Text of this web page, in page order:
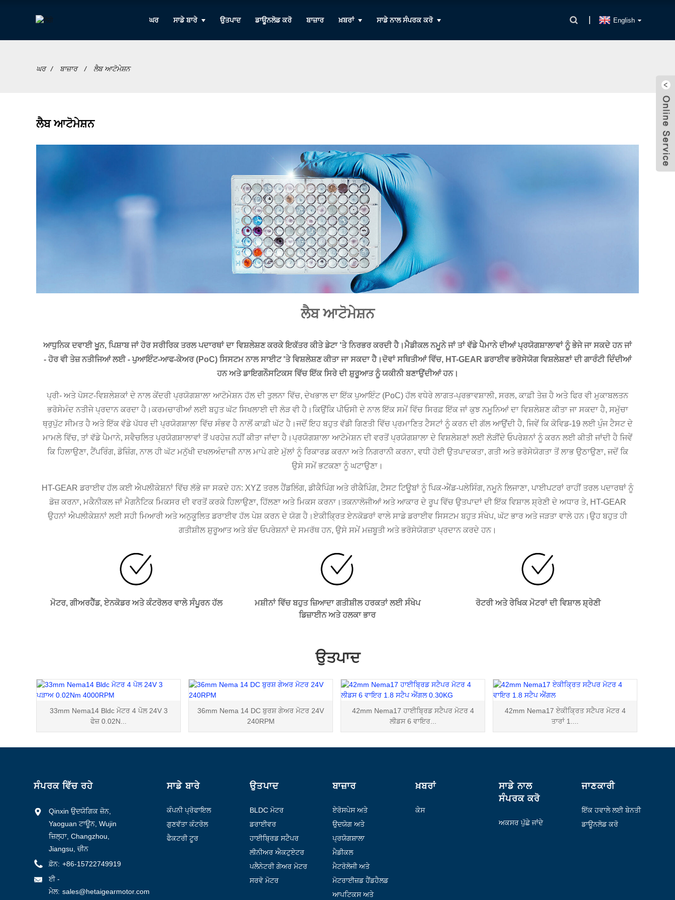
ਘਰ ਸਾਡੇ ਬਾਰੇ ਉਤਪਾਦ ਡਾਊਨਲੋਡ ਕਰੋ ਬਾਜ਼ਾਰ ਖ਼ਬਰਾਂ ਸਾਡੇ ਨਾਲ ਸੰਪਰਕ ਕਰੋ English
ਘਰ ਬਾਜ਼ਾਰ ਲੈਬ ਆਟੋਮੇਸ਼ਨ
ਲੈਬ ਆਟੋਮੇਸ਼ਨ
ਲੈਬ ਆਟੋਮੇਸ਼ਨ
ਆਧੁਨਿਕ ਦਵਾਈ ਖੂਨ, ਪਿਸ਼ਾਬ ਜਾਂ ਹੋਰ ਸਰੀਰਿਕ ਤਰਲ ਪਦਾਰਥਾਂ ਦਾ ਵਿਸ਼ਲੇਸ਼ਣ ਕਰਕੇ ਇਕੱਤਰ ਕੀਤੇ ਡੇਟਾ 'ਤੇ ਨਿਰਭਰ ਕਰਦੀ ਹੈ।ਮੈਡੀਕਲ ਨਮੂਨੇ ਜਾਂ ਤਾਂ ਵੱਡੇ ਪੈਮਾਨੇ ਦੀਆਂ ਪ੍ਰਯੋਗਸ਼ਾਲਾਵਾਂ ਨੂੰ ਭੇਜੇ ਜਾ ਸਕਦੇ ਹਨ ਜਾਂ
- ਹੋਰ ਵੀ ਤੇਜ਼ ਨਤੀਜਿਆਂ ਲਈ - ਪੁਆਇੰਟ-ਆਫ-ਕੇਅਰ (PoC) ਸਿਸਟਮ ਨਾਲ ਸਾਈਟ 'ਤੇ ਵਿਸ਼ਲੇਸ਼ਣ ਕੀਤਾ ਜਾ ਸਕਦਾ ਹੈ।ਦੋਵਾਂ ਸਥਿਤੀਆਂ ਵਿੱਚ, HT-GEAR ਡਰਾਈਵ ਭਰੋਸੇਯੋਗ ਵਿਸ਼ਲੇਸ਼ਣਾਂ ਦੀ ਗਾਰੰਟੀ ਦਿੰਦੀਆਂ
ਹਨ ਅਤੇ ਡਾਇਗਨੌਸਟਿਕਸ ਵਿੱਚ ਇੱਕ ਸਿਰੇ ਦੀ ਸ਼ੁਰੂਆਤ ਨੂੰ ਯਕੀਨੀ ਬਣਾਉਂਦੀਆਂ ਹਨ।
ਪ੍ਰੀ- ਅਤੇ ਪੋਸਟ-ਵਿਸ਼ਲੇਸ਼ਕਾਂ ਦੇ ਨਾਲ ਕੇਂਦਰੀ ਪ੍ਰਯੋਗਸ਼ਾਲਾ ਆਟੋਮੇਸ਼ਨ ਹੱਲ ਦੀ ਤੁਲਨਾ ਵਿੱਚ, ਦੇਖਭਾਲ ਦਾ ਇੱਕ ਪੁਆਇੰਟ (PoC) ਹੱਲ ਵਧੇਰੇ ਲਾਗਤ-ਪ੍ਰਭਾਵਸ਼ਾਲੀ, ਸਰਲ, ਕਾਫ਼ੀ ਤੇਜ਼ ਹੈ ਅਤੇ ਫਿਰ ਵੀ ਮੁਕਾਬਲਤਨ
ਭਰੋਸੇਮੰਦ ਨਤੀਜੇ ਪ੍ਰਦਾਨ ਕਰਦਾ ਹੈ।ਕਰਮਚਾਰੀਆਂ ਲਈ ਬਹੁਤ ਘੱਟ ਸਿਖਲਾਈ ਦੀ ਲੋੜ ਵੀ ਹੈ।ਕਿਉਂਕਿ ਪੀਓਸੀ ਦੇ ਨਾਲ ਇੱਕ ਸਮੇਂ ਵਿੱਚ ਸਿਰਫ਼ ਇੱਕ ਜਾਂ ਕੁਝ ਨਮੂਨਿਆਂ ਦਾ ਵਿਸ਼ਲੇਸ਼ਣ ਕੀਤਾ ਜਾ ਸਕਦਾ ਹੈ, ਸਮੁੱਚਾ
ਥ੍ਰੁਪੁੱਟ ਸੀਮਤ ਹੈ ਅਤੇ ਇੱਕ ਵੱਡੇ ਪੱਧਰ ਦੀ ਪ੍ਰਯੋਗਸ਼ਾਲਾ ਵਿੱਚ ਸੰਭਵ ਹੈ ਨਾਲੋਂ ਕਾਫ਼ੀ ਘੱਟ ਹੈ।ਜਦੋਂ ਇਹ ਬਹੁਤ ਵੱਡੀ ਗਿਣਤੀ ਵਿੱਚ ਪ੍ਰਮਾਣਿਤ ਟੈਸਟਾਂ ਨੂੰ ਕਰਨ ਦੀ ਗੱਲ ਆਉਂਦੀ ਹੈ, ਜਿਵੇਂ ਕਿ ਕੋਵਿਡ-19 ਲਈ ਪੁੰਜ ਟੈਸਟ ਦੇ
ਮਾਮਲੇ ਵਿੱਚ, ਤਾਂ ਵੱਡੇ ਪੈਮਾਨੇ, ਸਵੈਚਲਿਤ ਪ੍ਰਯੋਗਸ਼ਾਲਾਵਾਂ ਤੋਂ ਪਰਹੇਜ਼ ਨਹੀਂ ਕੀਤਾ ਜਾਂਦਾ ਹੈ।ਪ੍ਰਯੋਗਸ਼ਾਲਾ ਆਟੋਮੇਸ਼ਨ ਦੀ ਵਰਤੋਂ ਪ੍ਰਯੋਗਸ਼ਾਲਾ ਦੇ ਵਿਸ਼ਲੇਸ਼ਣਾਂ ਲਈ ਲੋੜੀਂਦੇ ਓਪਰੇਸ਼ਨਾਂ ਨੂੰ ਕਰਨ ਲਈ ਕੀਤੀ ਜਾਂਦੀ ਹੈ ਜਿਵੇਂ
ਕਿ ਹਿਲਾਉਣਾ, ਟੈਂਪਰਿੰਗ, ਡੋਜ਼ਿੰਗ, ਨਾਲ ਹੀ ਘੱਟ ਮਨੁੱਖੀ ਦਖਲਅੰਦਾਜ਼ੀ ਨਾਲ ਮਾਪੇ ਗਏ ਮੁੱਲਾਂ ਨੂੰ ਰਿਕਾਰਡ ਕਰਨਾ ਅਤੇ ਨਿਗਰਾਨੀ ਕਰਨਾ, ਵਧੀ ਹੋਈ ਉਤਪਾਦਕਤਾ, ਗਤੀ ਅਤੇ ਭਰੋਸੇਯੋਗਤਾ ਤੋਂ ਲਾਭ ਉਠਾਉਣਾ, ਜਦੋਂ ਕਿ
ਉਸੇ ਸਮੇਂ ਭਟਕਣਾ ਨੂੰ ਘਟਾਉਣਾ।
HT-GEAR ਡਰਾਈਵ ਹੱਲ ਕਈ ਐਪਲੀਕੇਸ਼ਨਾਂ ਵਿੱਚ ਲੱਭੇ ਜਾ ਸਕਦੇ ਹਨ: XYZ ਤਰਲ ਹੈਂਡਲਿੰਗ, ਡੀਕੈਪਿੰਗ ਅਤੇ ਰੀਕੈਪਿੰਗ, ਟੈਸਟ ਟਿਊਬਾਂ ਨੂੰ ਪਿਕ-ਐਂਡ-ਪਲੇਸਿੰਗ, ਨਮੂਨੇ ਲਿਜਾਣਾ, ਪਾਈਪਟਰਾਂ ਰਾਹੀਂ ਤਰਲ ਪਦਾਰਥਾਂ ਨੂੰ
ਡੋਜ਼ ਕਰਨਾ, ਮਕੈਨੀਕਲ ਜਾਂ ਮੈਗਨੈਟਿਕ ਮਿਕਸਰ ਦੀ ਵਰਤੋਂ ਕਰਕੇ ਹਿਲਾਉਣਾ, ਹਿੱਲਣਾ ਅਤੇ ਮਿਕਸ ਕਰਨਾ।ਤਕਨਾਲੋਜੀਆਂ ਅਤੇ ਆਕਾਰ ਦੇ ਰੂਪ ਵਿੱਚ ਉਤਪਾਦਾਂ ਦੀ ਇੱਕ ਵਿਸ਼ਾਲ ਸ਼੍ਰੇਣੀ ਦੇ ਅਧਾਰ ਤੇ, HT-GEAR
ਉਹਨਾਂ ਐਪਲੀਕੇਸ਼ਨਾਂ ਲਈ ਸਹੀ ਮਿਆਰੀ ਅਤੇ ਅਨੁਕੂਲਿਤ ਡਰਾਈਵ ਹੱਲ ਪੇਸ਼ ਕਰਨ ਦੇ ਯੋਗ ਹੈ।ਏਕੀਕ੍ਰਿਤ ਏਨਕੋਡਰਾਂ ਵਾਲੇ ਸਾਡੇ ਡਰਾਈਵ ਸਿਸਟਮ ਬਹੁਤ ਸੰਖੇਪ, ਘੱਟ ਭਾਰ ਅਤੇ ਜੜਤਾ ਵਾਲੇ ਹਨ।ਉਹ ਬਹੁਤ ਹੀ
ਗਤੀਸ਼ੀਲ ਸ਼ੁਰੂਆਤ ਅਤੇ ਬੰਦ ਓਪਰੇਸ਼ਨਾਂ ਦੇ ਸਮਰੱਥ ਹਨ, ਉਸੇ ਸਮੇਂ ਮਜ਼ਬੂਤੀ ਅਤੇ ਭਰੋਸੇਯੋਗਤਾ ਪ੍ਰਦਾਨ ਕਰਦੇ ਹਨ।
ਮੋਟਰ, ਗੀਅਰਹੈੱਡ, ਏਨਕੋਡਰ ਅਤੇ ਕੰਟਰੋਲਰ ਵਾਲੇ ਸੰਪੂਰਨ ਹੱਲ
ਮਸ਼ੀਨਾਂ ਵਿੱਚ ਬਹੁਤ ਜ਼ਿਆਦਾ ਗਤੀਸ਼ੀਲ ਹਰਕਤਾਂ ਲਈ ਸੰਖੇਪ
ਡਿਜ਼ਾਈਨ ਅਤੇ ਹਲਕਾ ਭਾਰ
ਰੋਟਰੀ ਅਤੇ ਰੇਖਿਕ ਮੋਟਰਾਂ ਦੀ ਵਿਸ਼ਾਲ ਸ਼੍ਰੇਣੀ
ਉਤਪਾਦ
33mm Nema14 Bldc ਮੋਟਰ 4 ਪੋਲ 24V 3
ਫੇਜ਼ 0.02N...
36mm Nema 14 DC ਬੁਰਸ਼ ਗੇਅਰ ਮੋਟਰ 24V
240RPM
42mm Nema17 ਹਾਈਬ੍ਰਿਡ ਸਟੈਪਰ ਮੋਟਰ 4
ਲੀਡਸ 6 ਵਾਇਰ...
42mm Nema17 ਏਕੀਕ੍ਰਿਤ ਸਟੈਪਰ ਮੋਟਰ 4
ਤਾਰਾਂ 1....
ਸੰਪਰਕ ਵਿੱਚ ਰਹੇ
Qinxin ਉਦਯੋਗਿਕ ਜ਼ੋਨ,
Yaoguan ਟਾਊਨ, Wujin
ਜ਼ਿਲ੍ਹਾ, Changzhou,
Jiangsu, ਚੀਨ
ਫ਼ੋਨ: +86-15722749919
ਈ -
ਮੇਲ: sales@hetaigearmotor.com
ਸਾਡੇ ਬਾਰੇ
ਕੰਪਨੀ ਪ੍ਰੋਫਾਇਲ
ਗੁਣਵੱਤਾ ਕੰਟਰੋਲ
ਫੈਕਟਰੀ ਟੂਰ
ਉਤਪਾਦ
BLDC ਮੋਟਰ
ਡਰਾਈਵਰ
ਹਾਈਬ੍ਰਿਡ ਸਟੈਪਰ
ਮੋਟਰ
ਲੀਨੀਅਰ ਐਕਟੁਏਟਰ
ਪਲੈਨੇਟਰੀ ਗੇਅਰ ਮੋਟਰ
ਸਰਵੋ ਮੋਟਰ
ਬਾਜ਼ਾਰ
ਏਰੋਸਪੇਸ ਅਤੇ
ਹਵਾਬਾਜ਼ੀ
ਉਦਯੋਗ ਅਤੇ
ਆਟੋਮੇਸ਼ਨ
ਪ੍ਰਯੋਗਸ਼ਾਲਾ
ਆਟੋਮੇਸ਼ਨ
ਮੈਡੀਕਲ
ਮੈਟਰੋਲੋਜੀ ਅਤੇ
ਟੈਸਟਿੰਗ
ਮੋਟਰਾਈਜ਼ਡ ਹੈਂਡਹੈਲਡ
ਡਿਵਾਈਸਾਂ
ਆਪਟਿਕਸ ਅਤੇ
ਖ਼ਬਰਾਂ
ਕੇਸ
ਸਾਡੇ ਨਾਲ
ਸੰਪਰਕ ਕਰੋ
ਅਕਸਰ ਪੁੱਛੇ ਜਾਂਦੇ
ਜਾਣਕਾਰੀ
ਇੱਕ ਹਵਾਲੇ ਲਈ ਬੇਨਤੀ
ਕਰੋ
ਡਾਊਨਲੋਡ ਕਰੋ